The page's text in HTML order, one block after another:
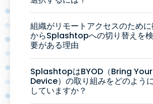
組織がリモートアクセスのため
からSplashtopへの切り替えを
要がある理由
SplashtopはBYOD（Bring
Device）の取り組みをどのよう
していますか？